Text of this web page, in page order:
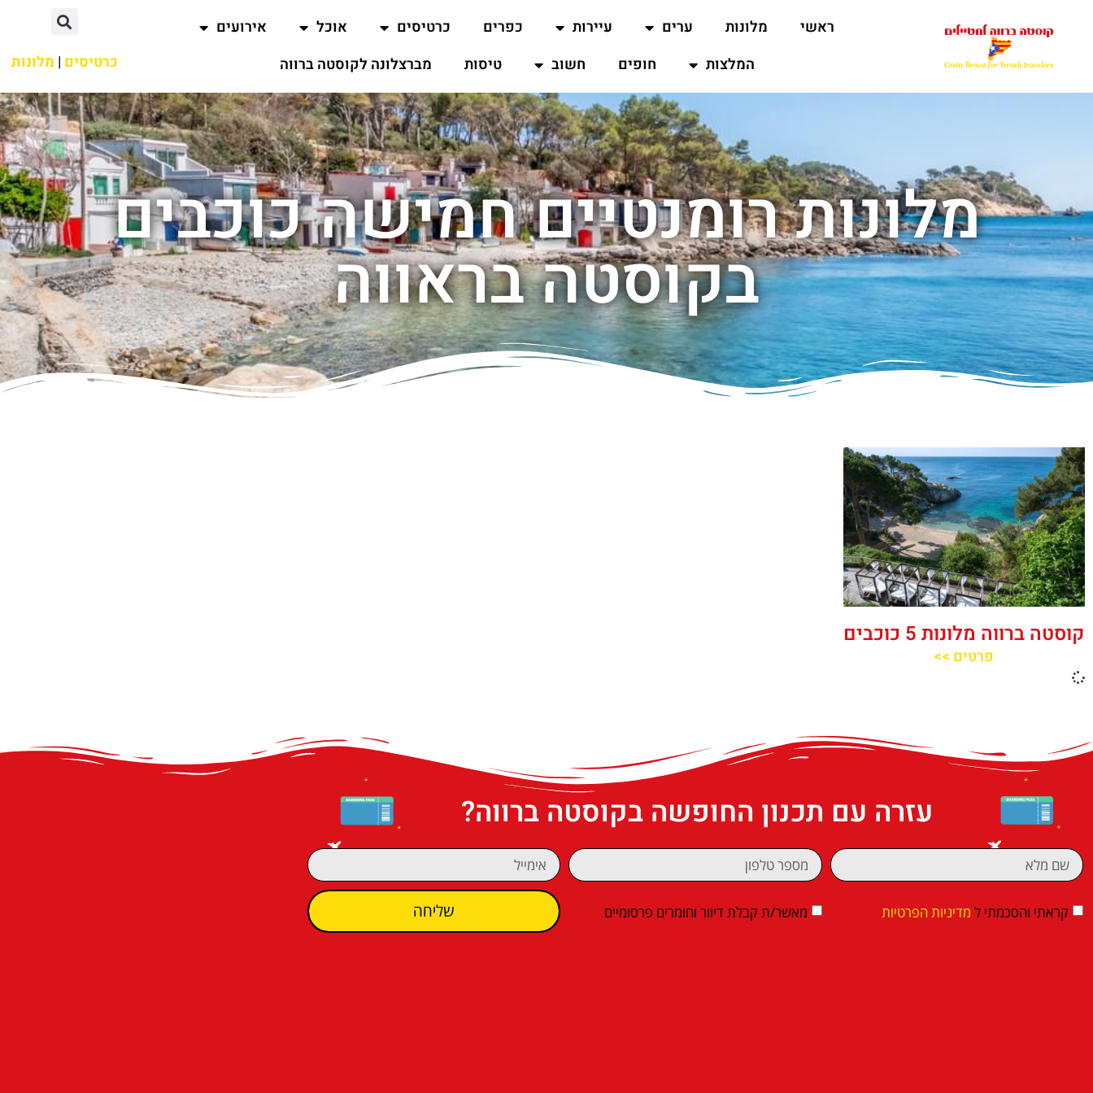
ראשי מלונות ערים עיירות כפרים כרטיסים אוכל
אירועים
המלצות
חופים חשוב טיסות מברצלונה לקוסטה ברווה כרטיסים | מלונות
מלונות רומנטיים חמישה כוכבים
בקוסטה בראווה
קוסטה ברווה מלונות 5 כוכבים
פרטים >>
עזרה עם תכנון החופשה בקוסטה ברווה?
קראתי והסכמתי ל מדיניות הפרטיות מאשר/ת קבלת דיוור וחומרים פרסומיים שליחה